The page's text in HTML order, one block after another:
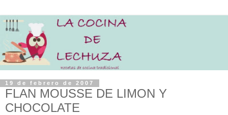
19 de febrero de 2007
FLAN MOUSSE DE LIMON Y
CHOCOLATE